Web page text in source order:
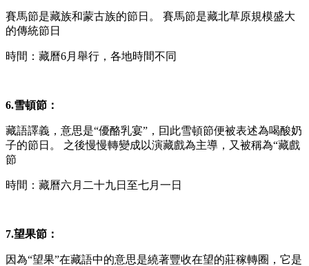
賽馬節是藏族和蒙古族的節日。 賽馬節是藏北草原規模盛大
的傳統節日
時間：藏曆6月舉行，各地時間不同
6.雪頓節：
藏語譯義，意思是“優酪乳宴”，囙此雪頓節便被表述為喝酸奶
子的節日。 之後慢慢轉變成以演藏戲為主導，又被稱為“藏戲
節
時間：藏曆六月二十九日至七月一日
7.望果節：
因為“望果”在藏語中的意思是繞著豐收在望的莊稼轉圈，它是